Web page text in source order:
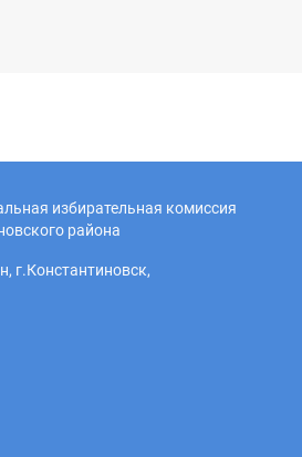
избирательная комиссия
района
г.Константиновск,